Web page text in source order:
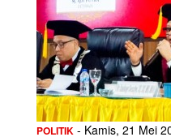
POLITIK - Kamis, 21 Mei